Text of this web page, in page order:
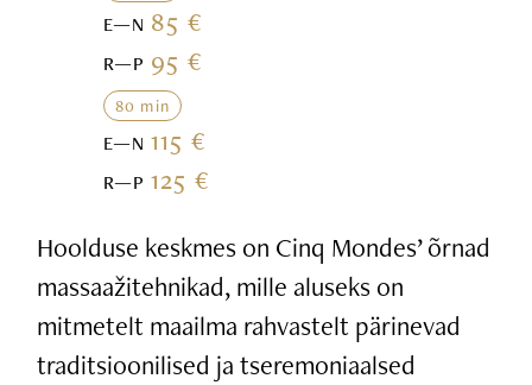
E—N 85 €
R—P 95 €
80 min
E—N115 €
R—P125 €
Hoolduse keskmes on Cinq Mondes’ õrnad
massaažitehnikad, mille aluseks on
mitmetelt maailma rahvastelt pärinevad
traditsioonilised ja tseremoniaalsed